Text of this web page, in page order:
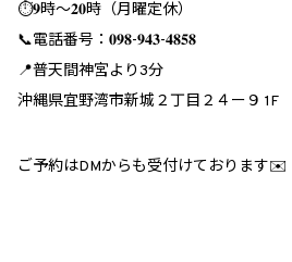
⏱𝟗時～𝟐𝟎時（月曜定休）
📞電話番号：𝟎𝟗𝟖-𝟗𝟒𝟑-𝟒𝟖𝟓𝟖
📍普天間神宮より3分
沖縄県宜野湾市新城２丁目２４ー９ 1F
ご予約はDMからも受付けております✉️